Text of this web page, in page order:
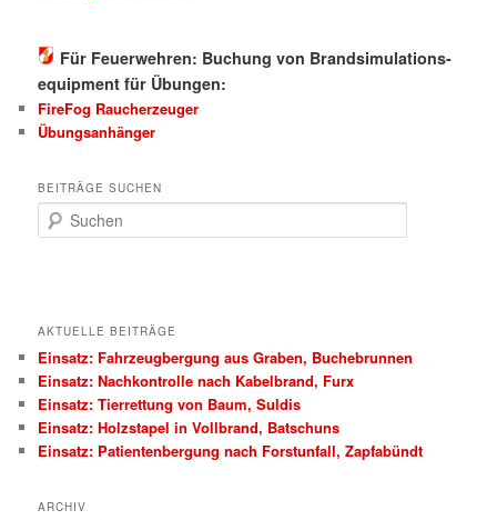
Für Feuerwehren: Buchung von Brandsimulations-
equipment für Übungen:
FireFog Raucherzeuger
Übungsanhänger
BEITRÄGE SUCHEN
u
AKTUELLE BEITRÄGE
Einsatz: Fahrzeugbergung aus Graben, Buchebrunnen
Einsatz: Nachkontrolle nach Kabelbrand, Furx
Einsatz: Tierrettung von Baum, Suldis
Einsatz: Holzstapel in Vollbrand, Batschuns
Einsatz: Patientenbergung nach Forstunfall, Zapfabündt
ARCHIV